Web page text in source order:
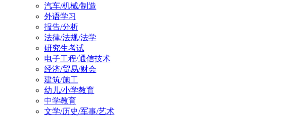
汽车/机械/制造
外语学习
报告/分析
法律/法规/法学
研究生考试
电子工程/通信技术
经济/贸易/财会
建筑/施工
幼儿/小学教育
中学教育
文学/历史/军事/艺术